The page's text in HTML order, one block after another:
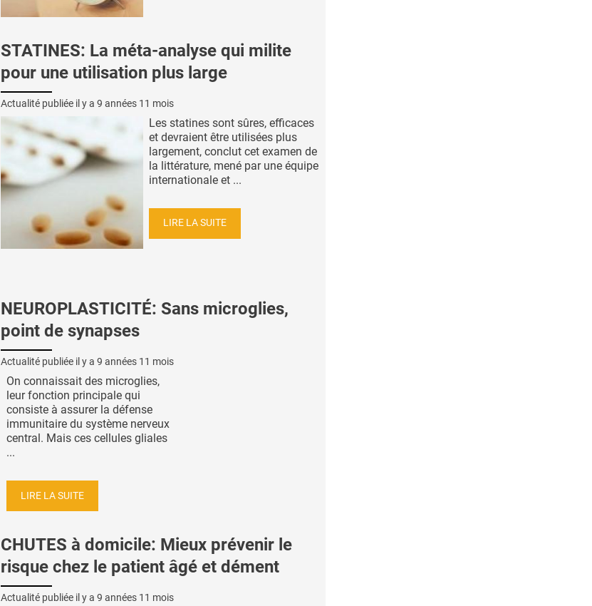
STATINES: La méta-analyse qui milite
pour une utilisation plus large
Actualité publiée il y a 9 années 11 mois
Les statines sont sûres, efficaces
et devraient être utilisées plus
largement, conclut cet examen de
la littérature, mené par une équipe
internationale et ...
LIRE LA SUITE
NEUROPLASTICITÉ: Sans microglies,
point de synapses
Actualité publiée il y a 9 années 11 mois
On connaissait des microglies,
leur fonction principale qui
consiste à assurer la défense
immunitaire du système nerveux
central. Mais ces cellules gliales
...
LIRE LA SUITE
CHUTES à domicile: Mieux prévenir le
risque chez le patient âgé et dément
Actualité publiée il y a 9 années 11 mois